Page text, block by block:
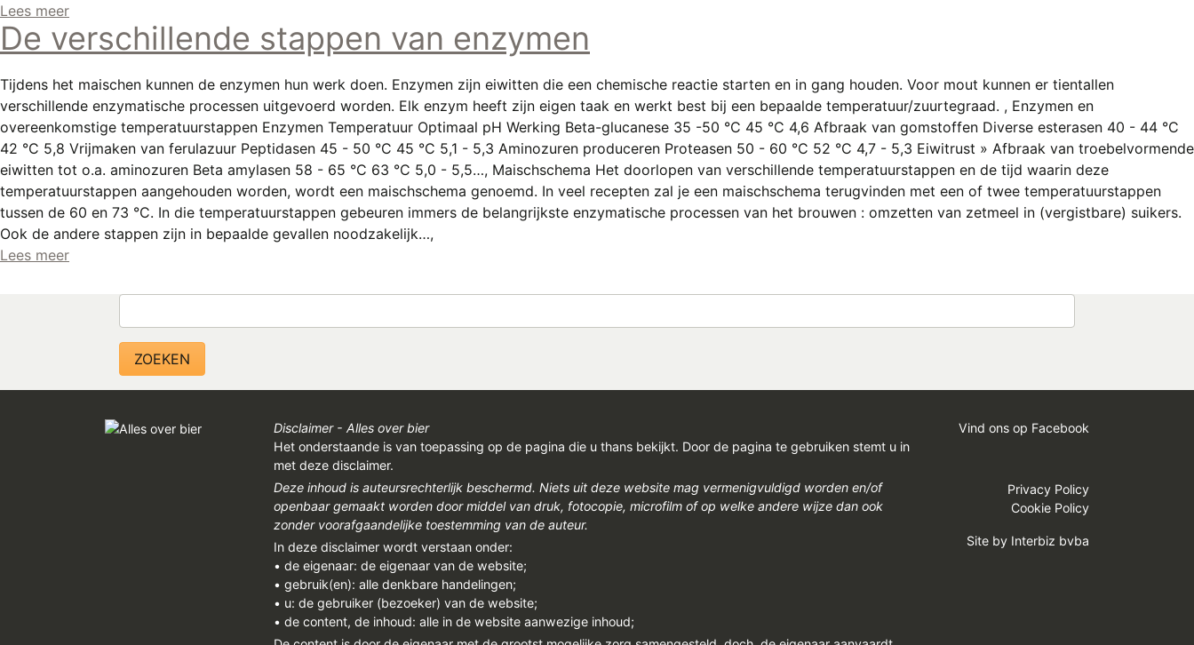
Lees meer
De verschillende stappen van enzymen
Tijdens het maischen kunnen de enzymen hun werk doen. Enzymen zijn eiwitten die een chemische reactie starten en in gang houden. Voor mout kunnen er tientallen
verschillende enzymatische processen uitgevoerd worden. Elk enzym heeft zijn eigen taak en werkt best bij een bepaalde temperatuur/zuurtegraad. , Enzymen en
overeenkomstige temperatuurstappen Enzymen Temperatuur Optimaal pH Werking Beta-glucanese 35 -50 °C 45 °C 4,6 Afbraak van gomstoffen Diverse esterasen 40 - 44 °C
42 °C 5,8 Vrijmaken van ferulazuur Peptidasen 45 - 50 °C 45 °C 5,1 - 5,3 Aminozuren produceren Proteasen 50 - 60 °C 52 °C 4,7 - 5,3 Eiwitrust » Afbraak van troebelvormende
eiwitten tot o.a. aminozuren Beta amylasen 58 - 65 °C 63 °C 5,0 - 5,5…, Maischschema Het doorlopen van verschillende temperatuurstappen en de tijd waarin deze
temperatuurstappen aangehouden worden, wordt een maischschema genoemd. In veel recepten zal je een maischschema terugvinden met een of twee temperatuurstappen
tussen de 60 en 73 °C. In die temperatuurstappen gebeuren immers de belangrijkste enzymatische processen van het brouwen : omzetten van zetmeel in (vergistbare) suikers.
Ook de andere stappen zijn in bepaalde gevallen noodzakelijk…,
Lees meer
Disclaimer - Alles over bier
Het onderstaande is van toepassing op de pagina die u thans bekijkt. Door de pagina te gebruiken stemt u in
met deze disclaimer.
Deze inhoud is auteursrechterlijk beschermd. Niets uit deze website mag vermenigvuldigd worden en/of
openbaar gemaakt worden door middel van druk, fotocopie, microfilm of op welke andere wijze dan ook
zonder voorafgaandelijke toestemming van de auteur.
In deze disclaimer wordt verstaan onder:
• de eigenaar: de eigenaar van de website;
• gebruik(en): alle denkbare handelingen;
• u: de gebruiker (bezoeker) van de website;
• de content, de inhoud: alle in de website aanwezige inhoud;
Vind ons op Facebook
Privacy Policy
Cookie Policy
Site by Interbiz bvba